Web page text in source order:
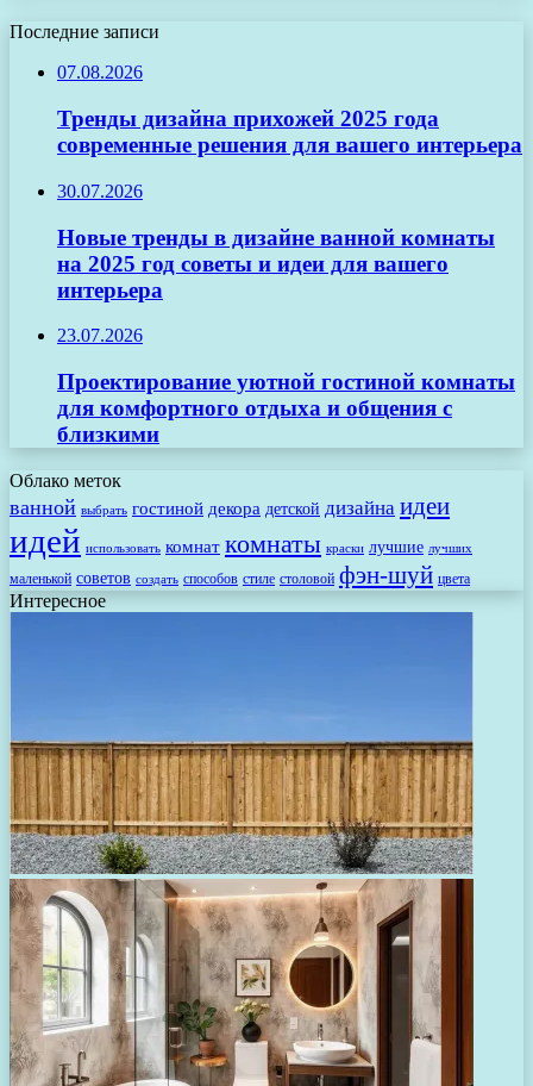
Последние записи
07.08.2026
Тренды дизайна прихожей 2025 года
современные решения для вашего интерьера
30.07.2026
Новые тренды в дизайне ванной комнаты
на 2025 год советы и идеи для вашего
интерьера
23.07.2026
Проектирование уютной гостиной комнаты
для комфортного отдыха и общения с
близкими
Облако меток
ванной выбрать гостиной декора детской дизайна идеи
идей использовать комнат комнаты краски лучшие лучших
маленькой советов создать способов стиле столовой фэн-шуй цвета
Интересное